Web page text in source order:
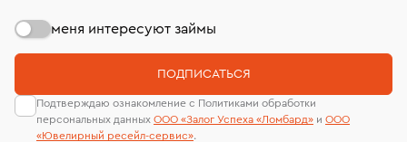
меня интересуют займы
ПОДПИСАТЬСЯ
Подтверждаю ознакомление с Политиками обработки
персональных данных ООО «Залог Успеха «Ломбард» и ООО
«Ювелирный ресейл-сервиc».